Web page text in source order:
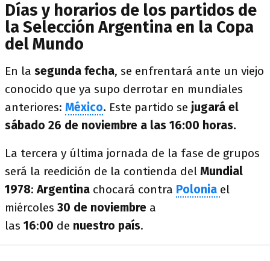
Días y horarios de los partidos de
la Selección Argentina en la Copa
del Mundo
En la segunda fecha, se enfrentará ante un viejo
conocido que ya supo derrotar en mundiales
anteriores: México. Este partido se jugará el
sábado 26 de noviembre a las 16:00 horas.
La tercera y última jornada de la fase de grupos
será la reedición de la contienda del Mundial
1978:Argentina chocará contra Polonia el
miércoles 30 de noviembre a
las 16:00 de nuestro país.